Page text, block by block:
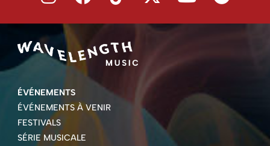
ÉVÉNEMENTS
ÉVÉNEMENTS À VENIR
FESTIVALS
SÉRIE MUSICALE